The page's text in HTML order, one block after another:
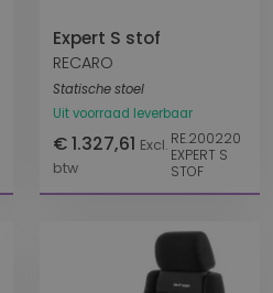
Expert S stof
RECARO
Statische stoel
Uit voorraad leverbaar
€ 1.327,61 Excl.
btw
RE.200220
EXPERT S
STOF